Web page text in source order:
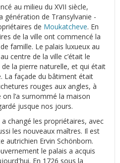
au milieu du XVII siècle,
génération de Transylvanie -
de Moukatcheve. En
de la ville ont commencé la
famille. Le palais luxueux au
centre de la ville c’était le
la pierre naturelle, et qui était
La façade du bâtiment était
rouges aux angles, à
l’a surnommé la maison
jusque nos jours.
a changé les propriétaires, avec
les nouveaux maîtres. Il est
autrichien Ervin Schönborn.
le palais a acquis
En 1726 sous la